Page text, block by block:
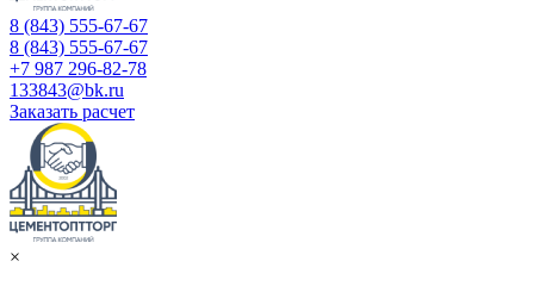
8 (843) 555-67-67
8 (843) 555-67-67
+7 987 296-82-78
133843@bk.ru
Заказать расчет
×